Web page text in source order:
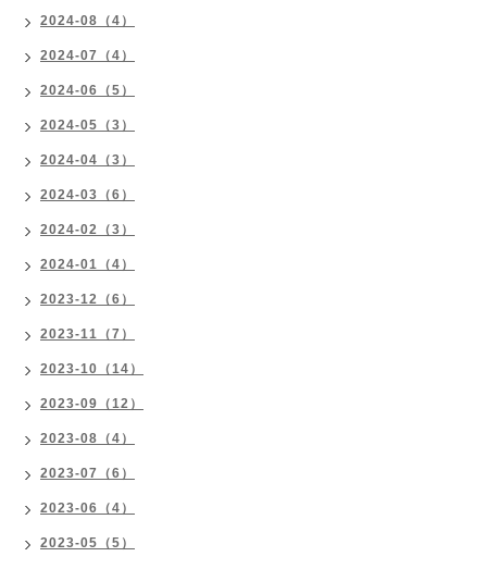
2024-08（4）
2024-07（4）
2024-06（5）
2024-05（3）
2024-04（3）
2024-03（6）
2024-02（3）
2024-01（4）
2023-12（6）
2023-11（7）
2023-10（14）
2023-09（12）
2023-08（4）
2023-07（6）
2023-06（4）
2023-05（5）